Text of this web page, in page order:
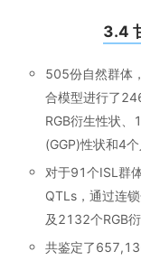
3.4
505份自然群体
合模型进行了
RGB衍生性状
(GGP)性状和4
对于91个ISL群
QTLs，通过连
及2132个RGB
共鉴定了